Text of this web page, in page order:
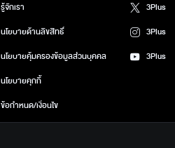
รู้จักเรา
นโยบายด้านลิขสิทธิ์
นโยบายคุ้มครองข้อมูลส่วนบุคคล
นโยบายคุกกี้
ข้อกำหนด/เงื่อนไข
3Plus
3Plus
3Plus